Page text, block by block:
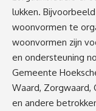
lukken.
woonvormen te
woonvormen zijn
en ondersteuning
Gemeente
Waard, Zorgwaard,
en andere